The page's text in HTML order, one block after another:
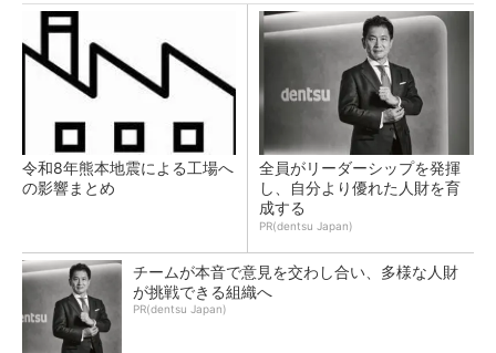
令和8年熊本地震による工場へ
の影響まとめ
全員がリーダーシップを発揮
し、自分より優れた人財を育
成する
PR(dentsu Japan)
チームが本音で意見を交わし合い、多様な人財
が挑戦できる組織へ
PR(dentsu Japan)